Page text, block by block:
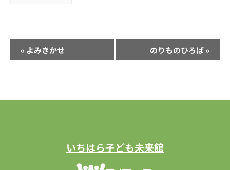
ベ
ナ
« よみきかせ のりものひろば»
いちはら子ども未来館